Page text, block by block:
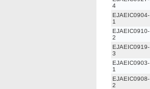
4
EJAEIC0904-
1
EJAEIC0910-
2
EJAEIC0919-
3
EJAEIC0903-
1
EJAEIC0908-
2